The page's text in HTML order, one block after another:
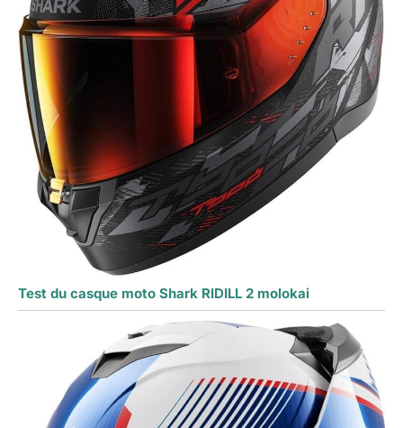
Test du casque moto Shark RIDILL 2 molokai